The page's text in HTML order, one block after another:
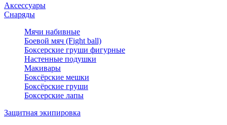
Аксессуары
Снаряды
Мячи набивные
Боевой мяч (Fight ball)
Боксерские груши фигурные
Настенные подушки
Макивары
Боксёрские мешки
Боксёрские груши
Боксерские лапы
Защитная экипировка